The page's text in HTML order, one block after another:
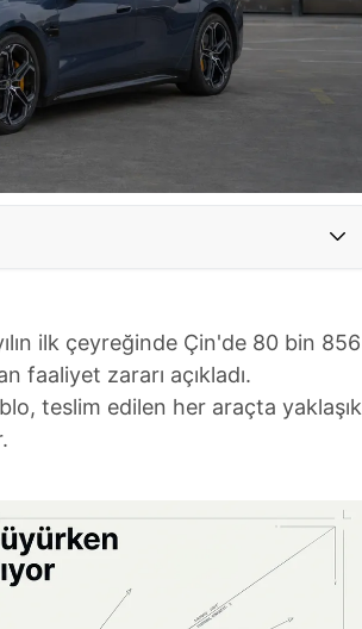
ilk çeyreğinde Çin'de 80 bin 856
faaliyet zararı açıkladı.
teslim edilen her araçta yaklaşık